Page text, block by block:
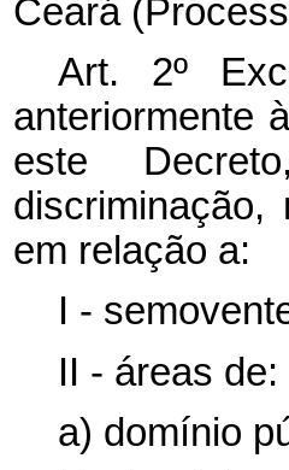
Ceará
Art. 2º
anteriormente
este
em relação a:
I -
II - áreas de:
a) domínio